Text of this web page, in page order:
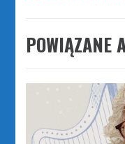
POWIĄZANE